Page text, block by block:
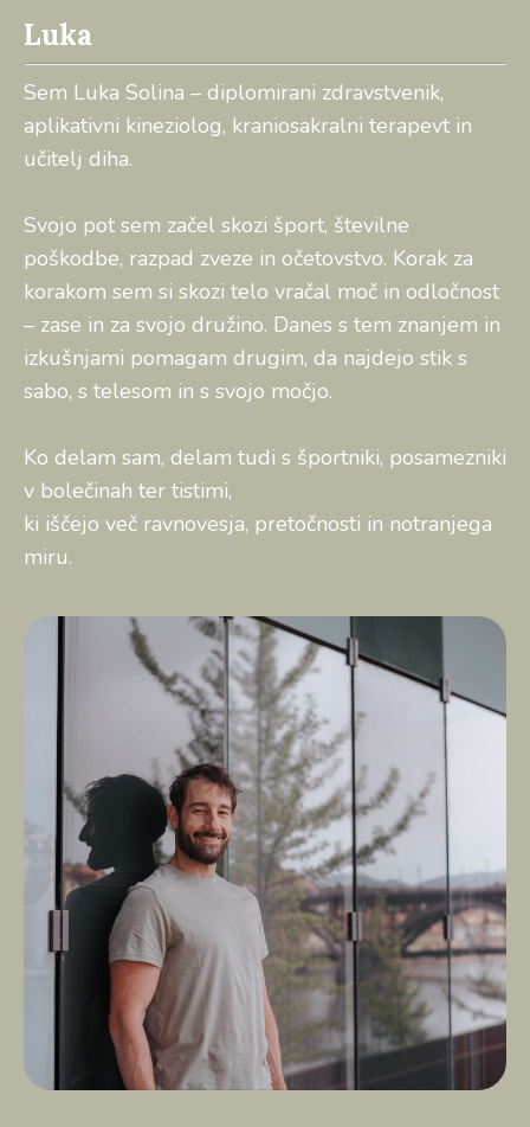
Luka
Sem Luka Solina – diplomirani zdravstvenik,
aplikativni kineziolog, kraniosakralni terapevt in
učitelj diha.
Svojo pot sem začel skozi šport, številne
poškodbe, razpad zveze in očetovstvo. Korak za
korakom sem si skozi telo vračal moč in odločnost
– zase in za svojo družino. Danes s tem znanjem in
izkušnjami pomagam drugim, da najdejo stik s
sabo, s telesom in s svojo močjo.
Ko delam sam, delam tudi s športniki, posamezniki
v bolečinah ter tistimi,
ki iščejo več ravnovesja, pretočnosti in notranjega
miru.